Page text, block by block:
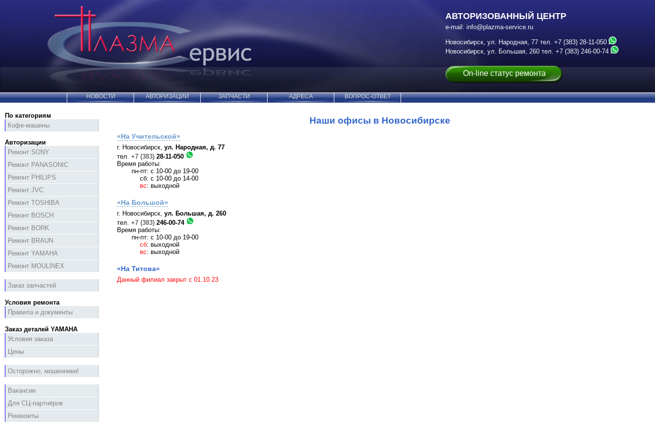
On-line статус ремонта
АВТОРИЗОВАННЫЙ ЦЕНТР
e-mail: info@plazma-service.ru
Новосибирск, ул. Народная, 77 тел. +7 (383) 28-11-050
Новосибирск, ул. Большая, 260 тел. +7 (383) 246-00-74
НОВОСТИ АВТОРИЗАЦИИ ЗАПЧАСТИ АДРЕСА ВОПРОС-ОТВЕТ
По категориям
Кофе-машины
Авторизации
Ремонт SONY
Ремонт PANASONIC
Ремонт PHILIPS
Ремонт JVC
Ремонт TOSHIBA
Ремонт BOSCH
Ремонт BORK
Ремонт BRAUN
Ремонт YAMAHA
Ремонт MOULINEX
Заказ запчастей
Условия ремонта
Правила и документы
Заказ деталей YAMAHA
Условия заказа
Цены
Осторожно, мошенники!
Вакансии
Для СЦ-партнёров
Реквизиты
Наши офисы в Новосибирске
«На Учительской»
г. Новосибирск, ул. Народная, д. 77
тел. +7 (383) 28-11-050
Время работы:
пн-пт: с 10-00 до 19-00
сб: с 10-00 до 14-00
вс: выходной
«На Большой»
г. Новосибирск, ул. Большая, д. 260
тел. +7 (383) 246-00-74
Время работы:
пн-пт: с 10-00 до 19-00
сб: выходной
вс: выходной
«На Титова»
Данный филиал закрыт с 01.10.23